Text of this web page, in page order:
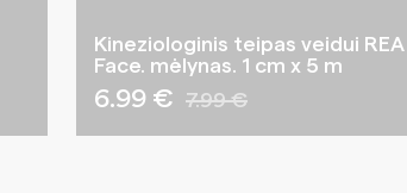
Kineziologinis teipas veidui
Face. mėlynas. 1 cm x 5 m
6.99 € 7.99 €